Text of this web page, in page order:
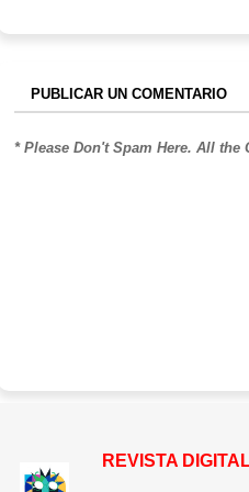
PUBLICAR UN COMENTARIO
* Please Don't Spam Here. All the
REVISTA